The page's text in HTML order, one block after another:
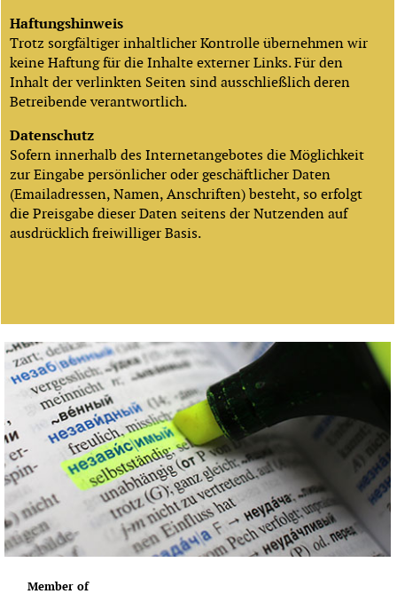
Haftungshinweis
Trotz sorgfältiger inhaltlicher Kontrolle übernehmen wir
keine Haftung für die Inhalte externer Links. Für den
Inhalt der verlinkten Seiten sind ausschließlich deren
Betreibende verantwortlich.
Datenschutz
Sofern innerhalb des Internetangebotes die Möglichkeit
zur Eingabe persönlicher oder geschäftlicher Daten
(Emailadressen, Namen, Anschriften) besteht, so erfolgt
die Preisgabe dieser Daten seitens der Nutzenden auf
ausdrücklich freiwilliger Basis.
Member of